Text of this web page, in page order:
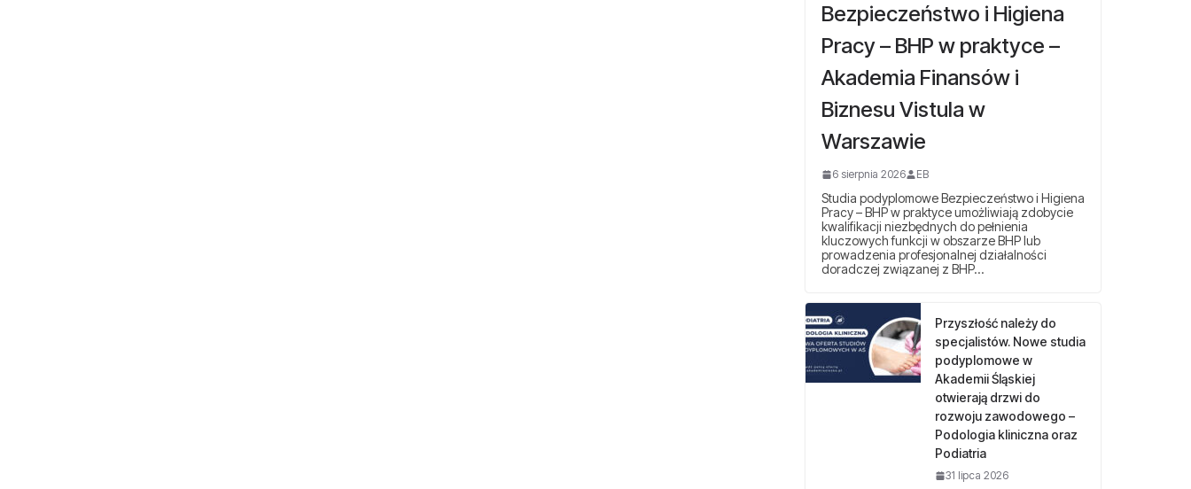
Bezpieczeństwo i Higiena
Pracy – BHP w praktyce –
Akademia Finansów i
Biznesu Vistula w
Warszawie
6 sierpnia 2026 EB
Studia podyplomowe Bezpieczeństwo i Higiena
Pracy – BHP w praktyce umożliwiają zdobycie
kwalifikacji niezbędnych do pełnienia
kluczowych funkcji w obszarze BHP lub
prowadzenia profesjonalnej działalności
doradczej związanej z BHP…
Przyszłość należy do
specjalistów. Nowe studia
podyplomowe w
Akademii Śląskiej
otwierają drzwi do
rozwoju zawodowego –
Podologia kliniczna oraz
Podiatria
31 lipca 2026